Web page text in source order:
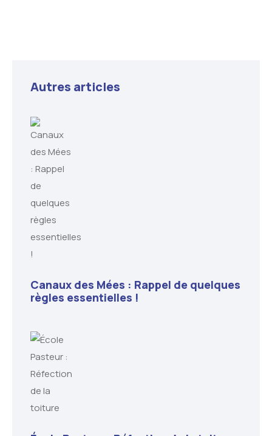
Autres articles
Canaux des Mées : Rappel de quelques
règles essentielles !